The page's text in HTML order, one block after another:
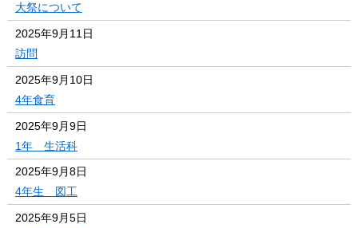
大祭について
2025年9月11日
訪問
2025年9月10日
4年食育
2025年9月9日
1年 生活科
2025年9月8日
4年生 図工
2025年9月5日